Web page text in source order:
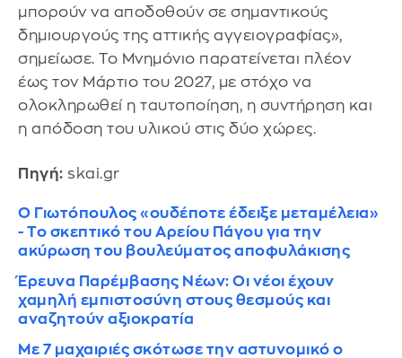
μπορούν να αποδοθούν σε σημαντικούς
δημιουργούς της αττικής αγγειογραφίας»,
σημείωσε. Το Μνημόνιο παρατείνεται πλέον
έως τον Μάρτιο του 2027, με στόχο να
ολοκληρωθεί η ταυτοποίηση, η συντήρηση και
η απόδοση του υλικού στις δύο χώρες.
Πηγή: skai.gr
Ο Γιωτόπουλος «ουδέποτε έδειξε μεταμέλεια»
- Το σκεπτικό του Αρείου Πάγου για την
ακύρωση του βουλεύματος αποφυλάκισης
Έρευνα Παρέμβασης Νέων: Οι νέοι έχουν
χαμηλή εμπιστοσύνη στους θεσμούς και
αναζητούν αξιοκρατία
Με 7 μαχαιριές σκότωσε την αστυνομικό ο